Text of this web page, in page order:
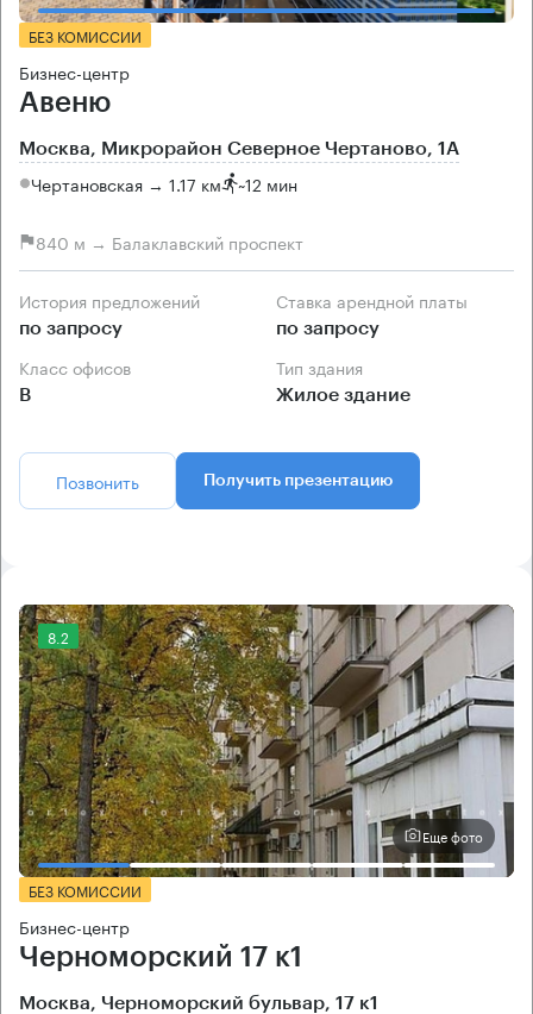
БЕЗ КОМИССИИ
Бизнес-центр
Авеню
Москва, Микрорайон Северное Чертаново, 1А
Чертановская → 1.17 км ~12 мин
840 м → Балаклавский проспект
История предложений
по запросу
Ставка арендной платы
по запросу
Класс офисов
B
Тип здания
Жилое здание
Позвонить Получить презентацию
8.2
Еще фото
БЕЗ КОМИССИИ
Бизнес-центр
Черноморский 17 к1
Москва, Черноморский бульвар, 17 к1